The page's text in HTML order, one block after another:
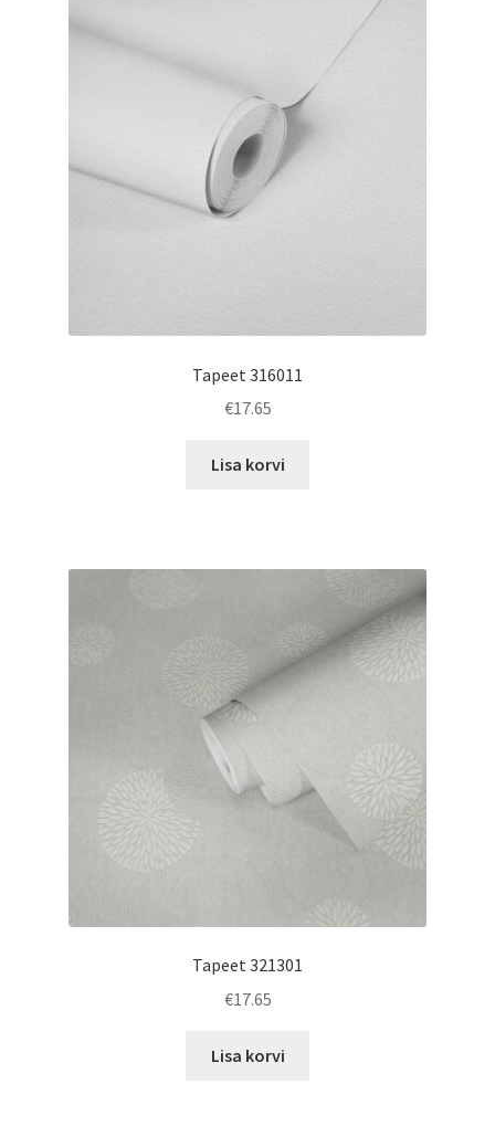
Tapeet 316011
€17.65
Lisa korvi
Tapeet 321301
€17.65
Lisa korvi